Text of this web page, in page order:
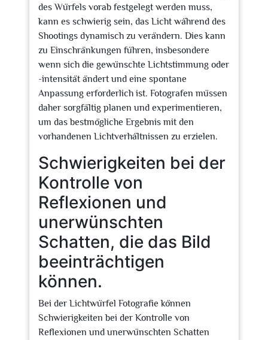
des Würfels vorab festgelegt werden muss,
kann es schwierig sein, das Licht während des
Shootings dynamisch zu verändern. Dies kann
zu Einschränkungen führen, insbesondere
wenn sich die gewünschte Lichtstimmung oder
-intensität ändert und eine spontane
Anpassung erforderlich ist. Fotografen müssen
daher sorgfältig planen und experimentieren,
um das bestmögliche Ergebnis mit den
vorhandenen Lichtverhältnissen zu erzielen.
Schwierigkeiten bei der
Kontrolle von
Reflexionen und
unerwünschten
Schatten, die das Bild
beeinträchtigen
können.
Bei der Lichtwürfel Fotografie können
Schwierigkeiten bei der Kontrolle von
Reflexionen und unerwünschten Schatten